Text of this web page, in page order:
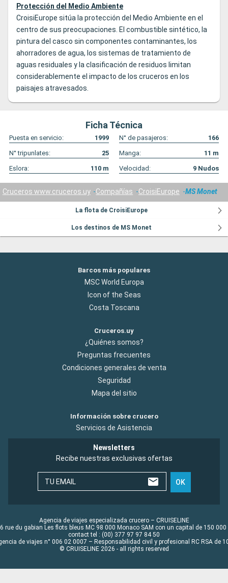
Protección del Medio Ambiente
CroisiEurope sitúa la protección del Medio Ambiente en el
centro de sus preocupaciones. El combustible sintético, la
pintura del casco sin componentes contaminantes, los
ahorradores de agua, los sistemas de tratamiento de
aguas residuales y la clasificación de residuos limitan
considerablemente el impacto de los cruceros en los
paisajes atravesados.
Ficha Técnica
Puesta en servicio: 1999 N° de pasajeros:
166
N° tripunlates:
25 Manga: 11 m
Eslora:
110 m Velocidad: 9 Nudos
Cruceros www.cruceros.uy Compañías CroisiEurope MS Monet
La flota de CroisiEurope
Los destinos de MS Monet
Barcos más populares
MSC World Europa
Icon of the Seas
Costa Toscana
Cruceros.uy
¿Quiénes somos?
Preguntas frecuentes
Condiciones generales de venta
Seguridad
Mapa del sitio
Información sobre crucero
Servicios de Asistencia
Newsletters
Recibe nuestras exclusivas ofertas
TU EMAIL OK
Agencia de viajes especializada crucero – CRUISELINE
rue du gabian Les flots bleus MC 98 000 Monaco SAM con un capital de 150 000
contact tel : (00) 377 97 97 84 50
de viajes n° 006 02 0007 – Responsabilidad civil y profesional RC RSA de
© CRUISELINE 2026 - all rights reserved